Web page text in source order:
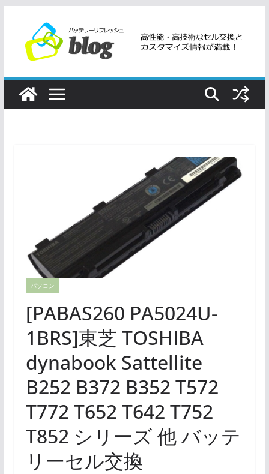
ツ
パソコン
[PABAS260 PA5024U-
1BRS]東芝 TOSHIBA
dynabook Sattellite
B252 B372 B352 T572
T772 T652 T642 T752
T852 シリーズ 他 バッテ
リーセル交換